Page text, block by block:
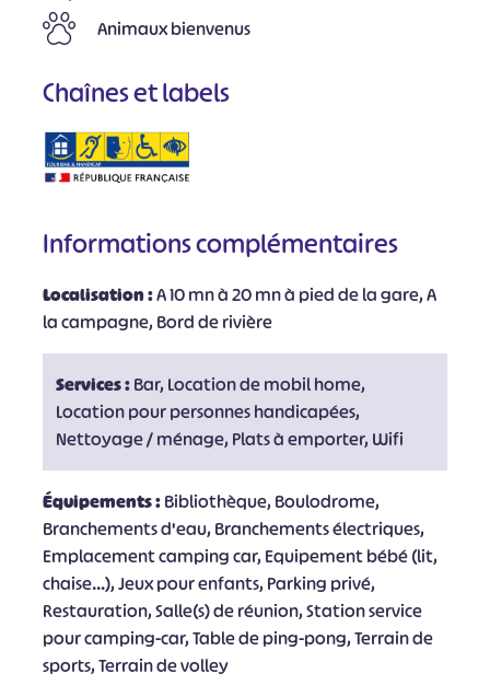
Animaux bienvenus
Chaînes et labels
Informations complémentaires
Localisation :A 10 mn à 20 mn à pied de la gare, A
la campagne, Bord de rivière
Services :Bar, Location de mobil home,
Location pour personnes handicapées,
Nettoyage / ménage, Plats à emporter, Wifi
Équipements :Bibliothèque, Boulodrome,
Branchements d'eau, Branchements électriques,
Emplacement camping car, Equipement bébé (lit,
chaise...), Jeux pour enfants, Parking privé,
Restauration, Salle(s) de réunion, Station service
pour camping-car, Table de ping-pong, Terrain de
sports, Terrain de volley